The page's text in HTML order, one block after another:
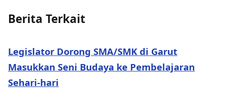
Berita Terkait
Legislator Dorong SMA/SMK di Garut
Masukkan Seni Budaya ke Pembelajaran
Sehari-hari